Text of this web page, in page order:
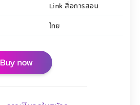
Link สื่อการสอน
ไทย
Buy now